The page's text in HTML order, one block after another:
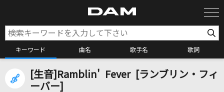
キーワード 曲名 歌手名 歌詞
カラオケ検索
[生音]Ramblin' Fever [ランブリン・フィ
ーバー]